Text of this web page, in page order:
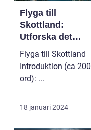
Flyga till
Skottland:
Utforska det
majestätiska
landet
Flyga till Skottland
Introduktion (ca 200
ord): ...
18 januari 2024